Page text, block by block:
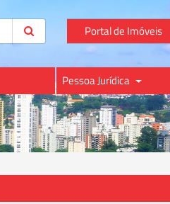
Portal de Imóveis
Pessoa Jurídica